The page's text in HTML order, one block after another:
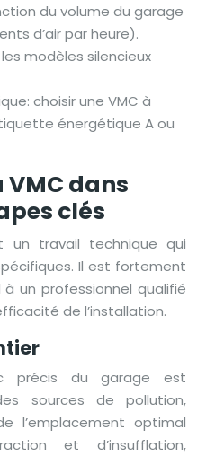
du volume du garage
d’air par heure).
modèles silencieux
choisir une VMC à
énergétique A ou
dans
clés
un travail technique qui
Il est fortement
un professionnel qualifié
de l’installation.
précis du garage est
sources de pollution,
l’emplacement optimal
et d’insufflation,